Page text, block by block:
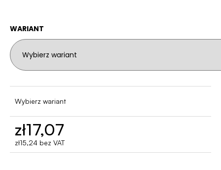
WARIANT
Wybierz wariant
zł17,07
zł15,24 bez VAT
Cena